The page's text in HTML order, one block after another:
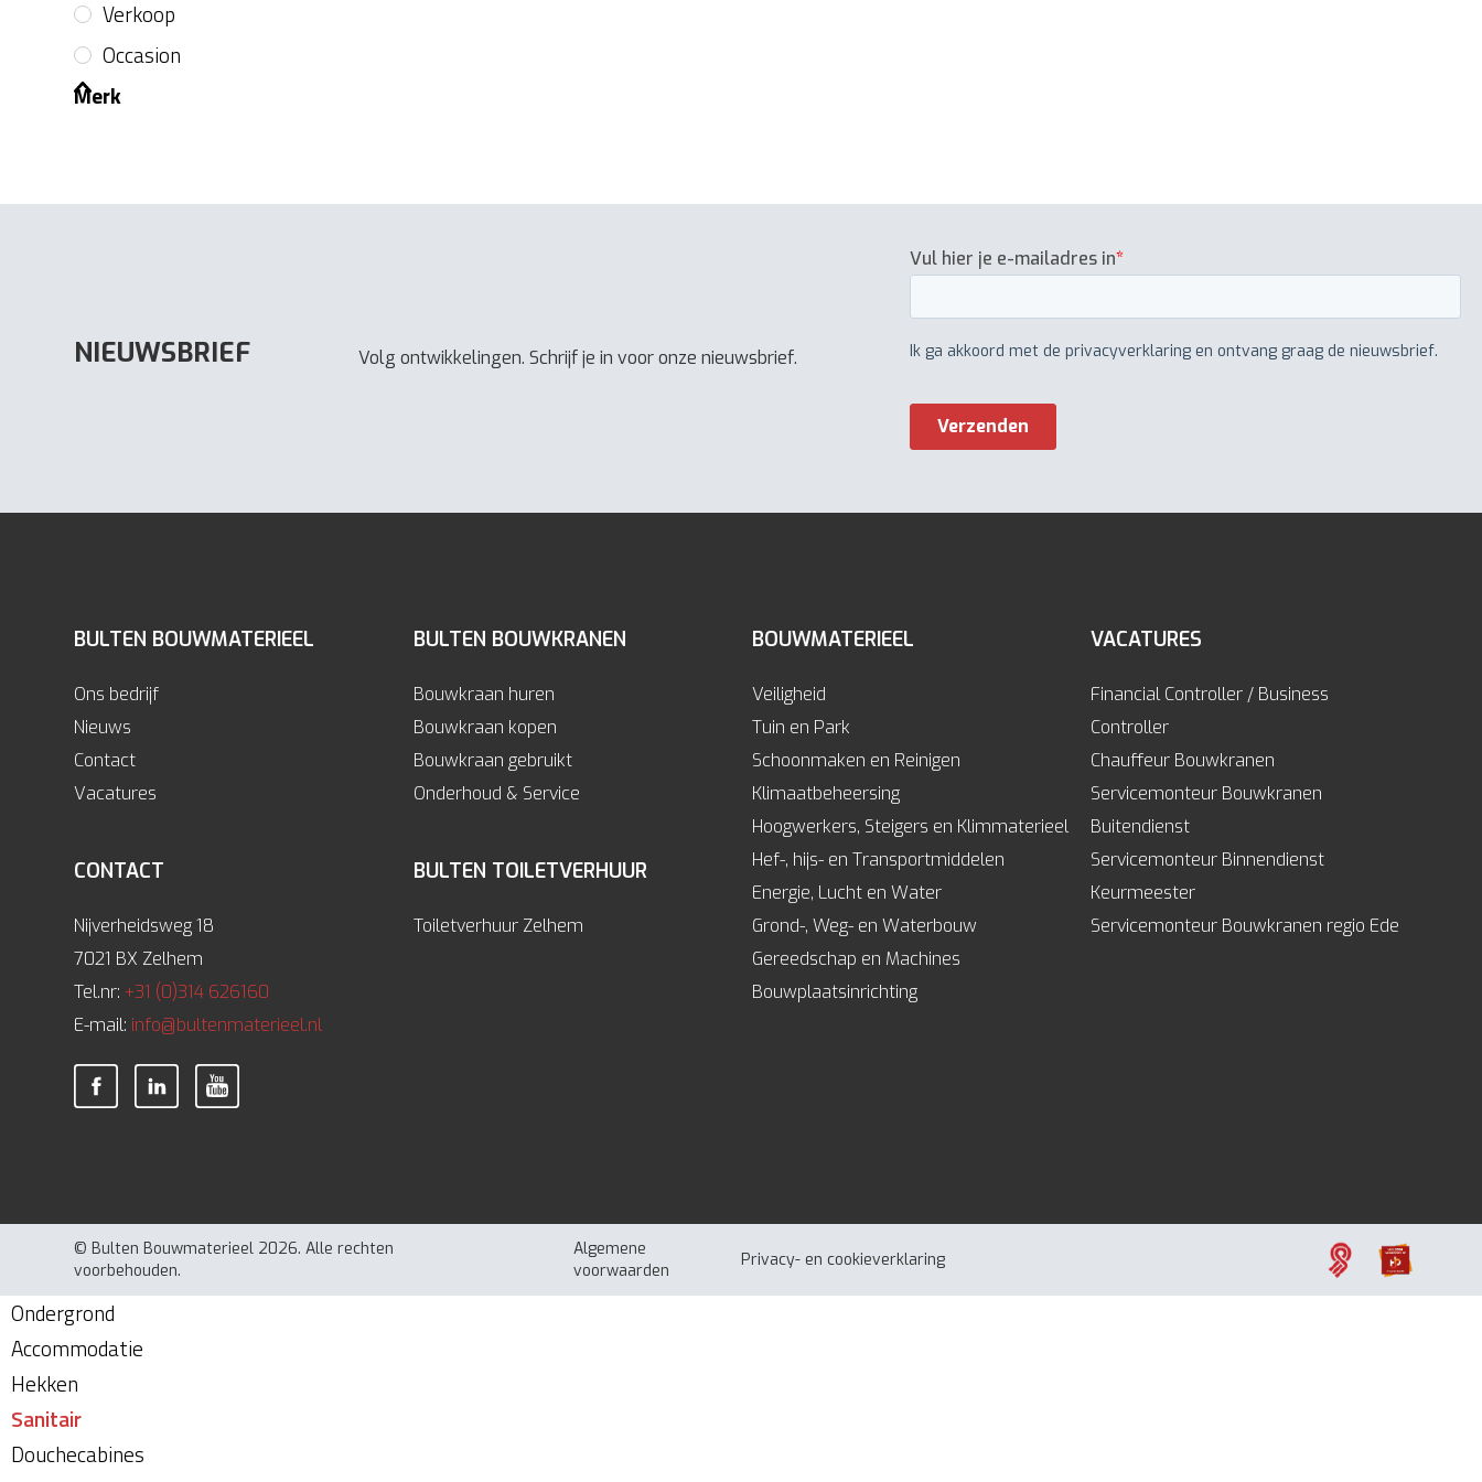
Verkoop
Occasion
Merk
NIEUWSBRIEF Volg ontwikkelingen. Schrijf je in voor onze nieuwsbrief.
BULTEN BOUWMATERIEEL
Ons bedrijf
Nieuws
Contact
Vacatures
VACATURES
Financial Controller / Business
Controller
Chauffeur Bouwkranen
Servicemonteur Bouwkranen
Buitendienst
Servicemonteur Binnendienst
Keurmeester
Servicemonteur Bouwkranen regio Ede
BOUWMATERIEEL
Veiligheid
Tuin en Park
Schoonmaken en Reinigen
Klimaatbeheersing
Hoogwerkers, Steigers en Klimmaterieel
Hef-, hijs- en Transportmiddelen
Energie, Lucht en Water
Grond-, Weg- en Waterbouw
Gereedschap en Machines
Bouwplaatsinrichting
BULTEN BOUWKRANEN
Bouwkraan huren
Bouwkraan kopen
Bouwkraan gebruikt
Onderhoud & Service
CONTACT
Nijverheidsweg 18
7021 BX Zelhem
Tel.nr: +31 (0)314 626160
E-mail: info@bultenmaterieel.nl
BULTEN TOILETVERHUUR
Toiletverhuur Zelhem
© Bulten Bouwmaterieel 2026. Alle rechten
voorbehouden.
Algemene
voorwaarden
Privacy- en cookieverklaring
Ondergrond
Accommodatie
Hekken
Sanitair
Douchecabines